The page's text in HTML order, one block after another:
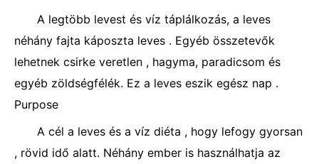
A legtöbb levest és víz táplálkozás, a leves
néhány fajta káposzta leves . Egyéb összetevők
lehetnek csirke veretlen , hagyma, paradicsom és
egyéb zöldségfélék. Ez a leves eszik egész nap .
Purpose
A cél a leves és a víz diéta , hogy lefogy gyorsan
, rövid idő alatt. Néhány ember is használhatja az